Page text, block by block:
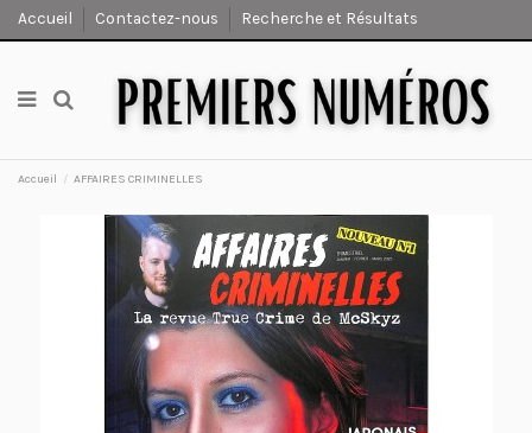
Accueil Contactez-nous Recherche et Résultats
Accueil AFFAIRES CRIMINELLES